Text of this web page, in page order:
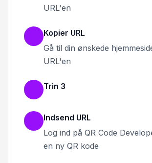
URL'en
Kopier URL
Gå til din ønskede
URL'en
Trin 3
Indsend URL
Log ind på QR Code
en ny QR kode